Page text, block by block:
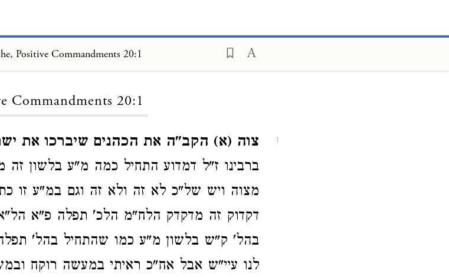
Positive Commandments 20:1
Commandments 20:1
1 צוה (א) הקב"ה את הכהנים שיברכו את
ברבינו ז"ל דמדוע התחיל כמה מ"ע בלשון
מצוה ויש של"כ לא זה ולא זה וגם במ"ע זו
דקדוק זה מדקדק הלח"מ הלכ' תפלה פ"א
בהל' ק"ש בלשון מ"ע כמו שהתחיל בהל' תפלה
לנו עיי"ש אבל אח"כ ראיתי במעשה רוקח